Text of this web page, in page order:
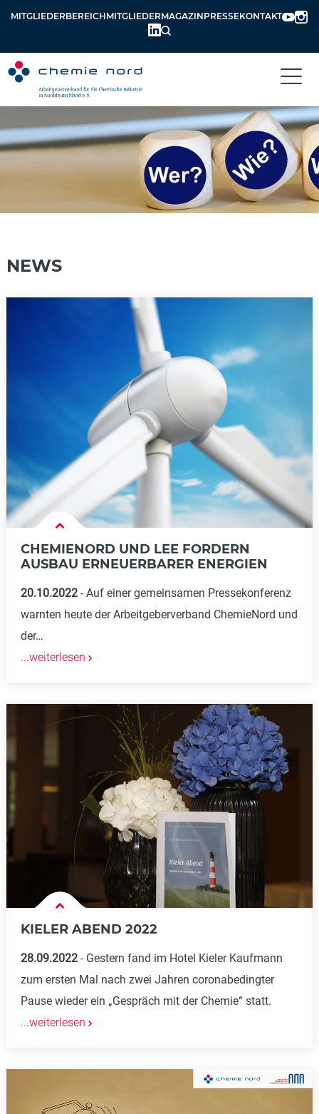
MITGLIEDERBEREICHMITGLIEDERMAGAZINPRESSEKONTAKT
NEWS
CHEMIENORD UND LEE FORDERN
AUSBAU ERNEUERBARER ENERGIEN
20.10.2022
Auf einer gemeinsamen Pressekonferenz
warnten heute der Arbeitgeberverband ChemieNord und
der…
...weiterlesen
KIELER ABEND 2022
28.09.2022
Gestern fand im Hotel Kieler Kaufmann
zum ersten Mal nach zwei Jahren coronabedingter
Pause wieder ein „Gespräch mit der Chemie“ statt.
...weiterlesen